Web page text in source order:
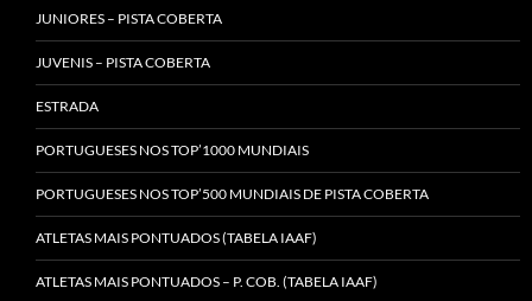
JUNIORES – PISTA COBERTA
JUVENIS – PISTA COBERTA
ESTRADA
PORTUGUESES NOS TOP’1000 MUNDIAIS
PORTUGUESES NOS TOP’500 MUNDIAIS DE PISTA COBERTA
ATLETAS MAIS PONTUADOS (TABELA IAAF)
ATLETAS MAIS PONTUADOS – P. COB. (TABELA IAAF)